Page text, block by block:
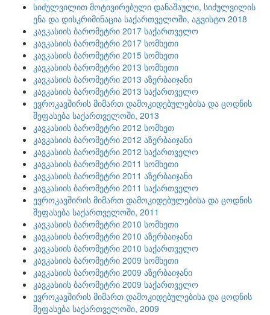
სიძულვილით მოტივირებული დანაშაული, სიძულვილის
ენა და დისკრიმინაცია საქართველოში, აგვისტო 2018
კავკასიის ბარომეტრი 2017 საქართველო
კავკასიის ბარომეტრი 2017 სომხეთი
კავკასიის ბარომეტრი 2015 სომხეთი
კავკასიის ბარომეტრი 2013 სომხეთი
კავკასიის ბარომეტრი 2013 აზერბაიჯანი
კავკასიის ბარომეტრი 2013 საქართველო
ევროკავშირის მიმართ დამოკიდებულებისა და ცოდნის
შეფასება საქართველოში, 2013
კავკასიის ბარომეტრი 2012 სომხეთ
კავკასიის ბარომეტრი 2012 აზერბაიჯანი
კავკასიის ბარომეტრი 2012 საქართველო
კავკასიის ბარომეტრი 2011 სომხეთი
კავკასიის ბარომეტრი 2011 აზერბაიჯანი
კავკასიის ბარომეტრი 2011 საქართველო
ევროკავშირის მიმართ დამოკიდებულებისა და ცოდნის
შეფასება საქართველოში, 2011
კავკასიის ბარომეტრი 2010 სომხეთი
კავკასიის ბარომეტრი 2010 აზერბაიჯანი
კავკასიის ბარომეტრი 2010 საქართველო
კავკასიის ბარომეტრი 2009 სომხეთი
კავკასიის ბარომეტრი 2009 აზერბაიჯანი
კავკასიის ბარომეტრი 2009 საქართველო
ევროკავშირის მიმართ დამოკიდებულებისა და ცოდნის
შეფასება საქართველოში, 2009